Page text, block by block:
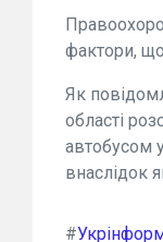
фактори,
Як
області
автобусом
внаслідок
#